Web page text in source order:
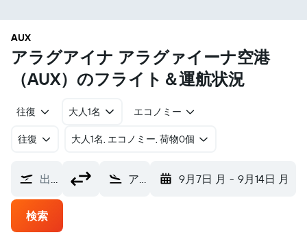
AUX
アラグアイナ アラグァイーナ空港​
（AUX​）のフライト＆運航状況
往復 大人1名 エコノミー
往復 ​大人1名, エコノミー, 荷物0個
出発地 アラグアイナ アラグァイーナ空港 (AUX) 9月7日 月 - 9月14日 月
検索